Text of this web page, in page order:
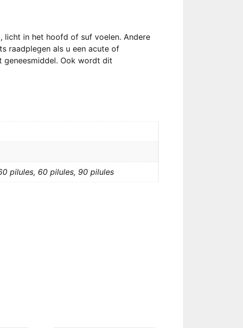
licht in het hoofd of suf voelen. Andere
raadplegen als u een acute of
geneesmiddel. Ook wordt dit
pilules, 60 pilules, 90 pilules